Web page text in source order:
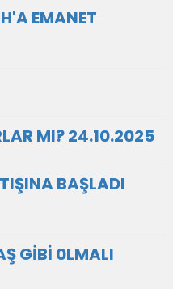
EMANET
MI? 24.10.2025
BAŞLADI
GİBİ 0LMALI